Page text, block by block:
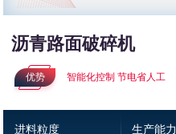
沥青路面破碎机
优势 智能化控制 节电省人工
进料粒度 生产能力